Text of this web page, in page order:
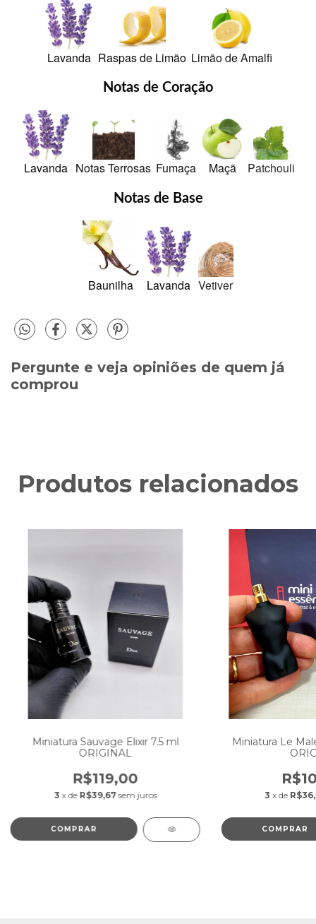
Lavanda Raspas de Limão Limão de Amalfi
Notas de Coração
Lavanda Notas Terrosas Fumaça Maçã Patchouli
Notas de Base
Baunilha Lavanda Vetiver
Pergunte e veja opiniões de quem já
comprou
Produtos relacionados
Miniatura Sauvage Elixir 7.5 ml
ORIGINAL
R$119,00
3 x de R$39,67 sem juros
Miniatura Le
3 x de